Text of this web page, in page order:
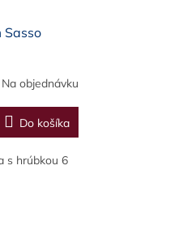
Sasso
Na objednávku
Do košíka
s hrúbkou 6